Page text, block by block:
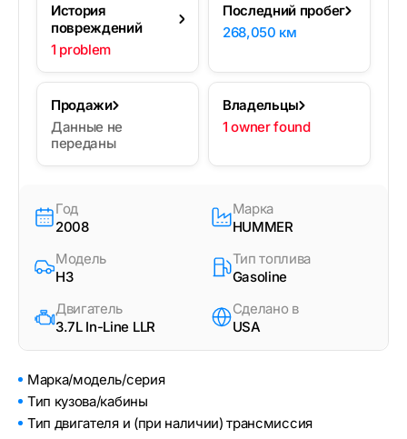
История
повреждений
1 problem
Последний пробег
268,050 км
Продажи
Данные не
переданы
Владельцы
1 owner found
Год
2008
Марка
HUMMER
Модель
H3
Тип топлива
Gasoline
Двигатель
3.7L In-Line LLR
Сделано в
USA
Марка/модель/серия
Тип кузова/кабины
Тип двигателя и (при наличии) трансмиссия